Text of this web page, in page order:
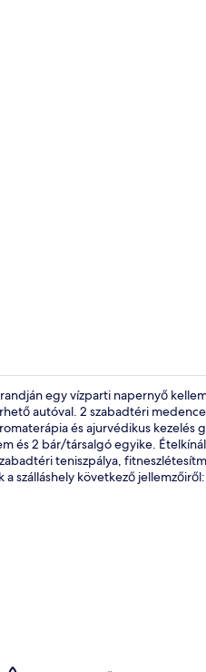
egy vízparti napernyő
autóval. 2 szabadtéri
és ajurvédikus kezelés
és 2 bár/társalgó egyike.
teniszpálya,
szálláshely következő